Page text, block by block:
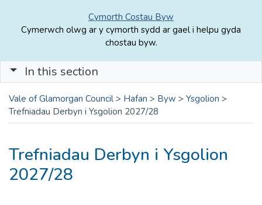
Cymorth Costau Byw
Cymerwch olwg ar y cymorth sydd ar gael i helpu gyda
chostau byw.
In this section
Vale of Glamorgan Council > Hafan > Byw > Ysgolion >
Trefniadau Derbyn i Ysgolion 2027/28
Trefniadau Derbyn i Ysgolion
2027/28